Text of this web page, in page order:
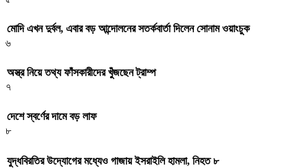
মোদি এখন দুর্বল, এবার বড় আন্দোলনের সতর্কবার্তা দিলেন সোনাম ওয়াংচুক
৬
অস্ত্র নিয়ে তথ্য ফাঁসকারীদের খুঁজছেন ট্রাম্প
৭
দেশে স্বর্ণের দামে বড় লাফ
৮
যুদ্ধবিরতির উদ্যোগের মধ্যেও গাজায় ইসরাইলি হামলা, নিহত ৮